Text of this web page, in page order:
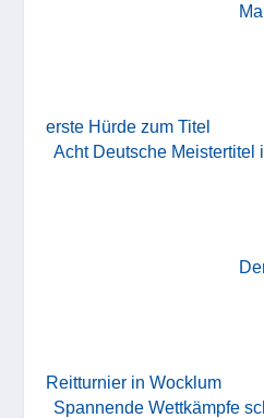
erste Hürde zum Titel
Acht Deutsche Meistertitel
Reitturnier in Wocklum
Spannende Wettkämpfe